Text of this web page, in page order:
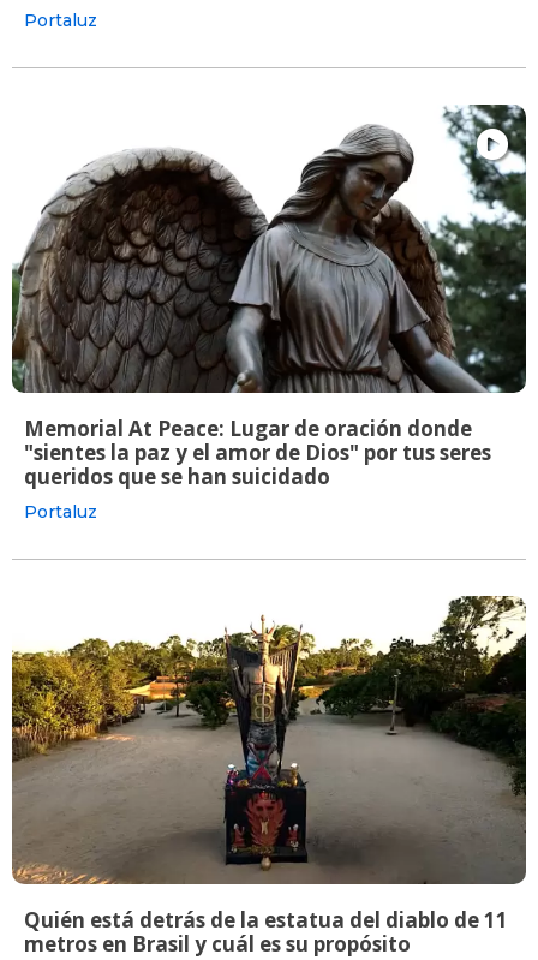
Portaluz
Memorial At Peace: Lugar de oración donde
"sientes la paz y el amor de Dios" por tus seres
queridos que se han suicidado
Portaluz
Quién está detrás de la estatua del diablo de 11
metros en Brasil y cuál es su propósito